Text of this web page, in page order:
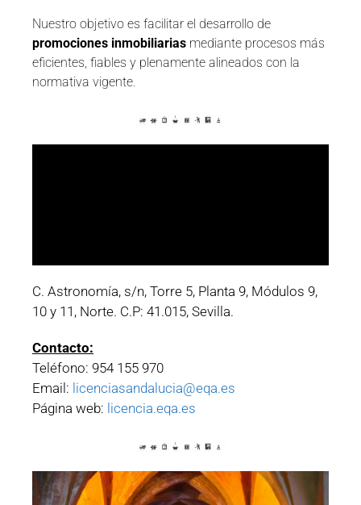
Nuestro objetivo es facilitar el desarrollo de
promociones inmobiliarias mediante procesos más
eficientes, fiables y plenamente alineados con la
normativa vigente.
C. Astronomía, s/n, Torre 5, Planta 9, Módulos 9,
10 y 11, Norte. C.P: 41.015, Sevilla.
Contacto:
Teléfono: 954 155 970
Email: licenciasandalucia@eqa.es
Página web: licencia.eqa.es